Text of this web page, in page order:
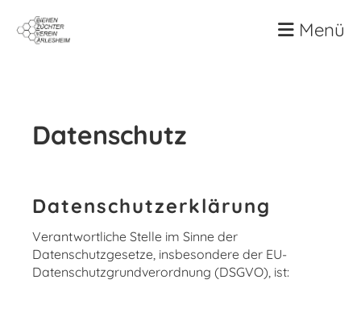
Menü
Datenschutz
Datenschutzerklärung
Verantwortliche Stelle im Sinne der
Datenschutzgesetze, insbesondere der EU-
Datenschutzgrundverordnung (DSGVO), ist: